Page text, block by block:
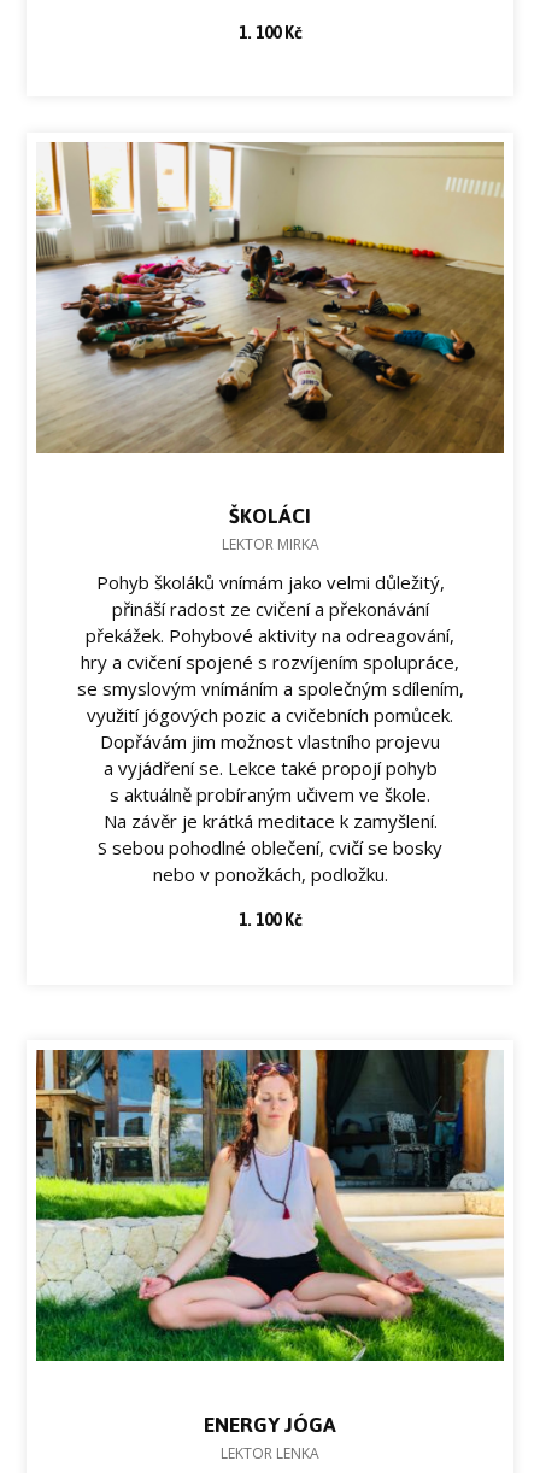
1. 100 Kč
ŠKOLÁCI
LEKTOR MIRKA
Pohyb školáků vnímám jako velmi důležitý,
přináší radost ze cvičení a překonávání
překážek. Pohybové aktivity na odreagování,
hry a cvičení spojené s rozvíjením spolupráce,
se smyslovým vnímáním a společným sdílením,
využití jógových pozic a cvičebních pomůcek.
Dopřávám jim možnost vlastního projevu
a vyjádření se. Lekce také propojí pohyb
s aktuálně probíraným učivem ve škole.
Na závěr je krátká meditace k zamyšlení.
S sebou pohodlné oblečení, cvičí se bosky
nebo v ponožkách, podložku.
1. 100 Kč
ENERGY JÓGA
LEKTOR LENKA